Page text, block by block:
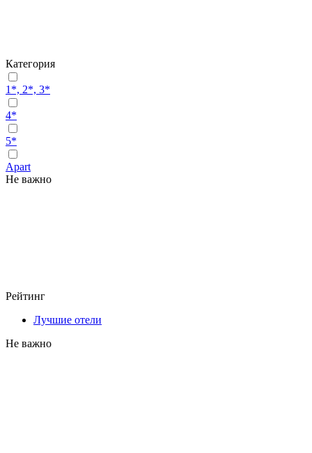
Категория
1*, 2*, 3*
4*
5*
Apart
Не важно
Рейтинг
Лучшие отели
Не важно